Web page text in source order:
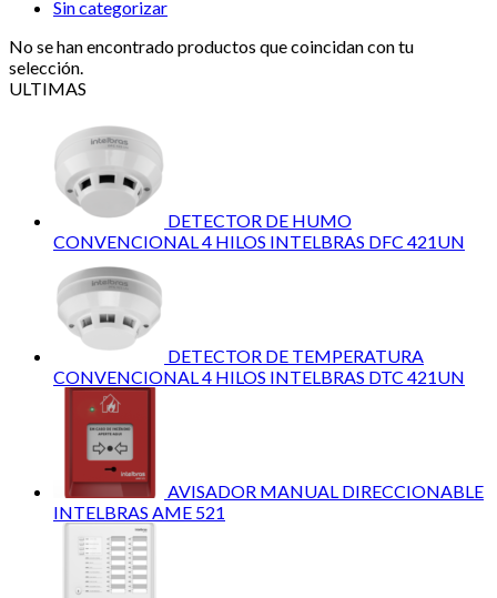
Sin categorizar
No se han encontrado productos que coincidan con tu
selección.
ULTIMAS
DETECTOR DE HUMO
CONVENCIONAL 4 HILOS INTELBRAS DFC 421UN
DETECTOR DE TEMPERATURA
CONVENCIONAL 4 HILOS INTELBRAS DTC 421UN
AVISADOR MANUAL DIRECCIONABLE
INTELBRAS AME 521